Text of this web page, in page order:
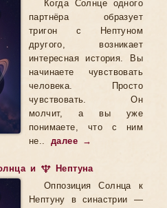
Когда Солнце одного
партнёра образует
тригон с Нептуном
другого, возникает
интересная история. Вы
начинаете чувствовать
человека. Просто
чувствовать. Он
молчит, а вы уже
понимаете, что с ним
не.. далее →
и ♆ Нептуна
Оппозиция Солнца к
Нептуну в синастрии —